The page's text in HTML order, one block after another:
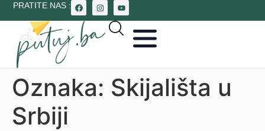
PRATITE NAS :
Oznaka: Skijališta u
Srbiji